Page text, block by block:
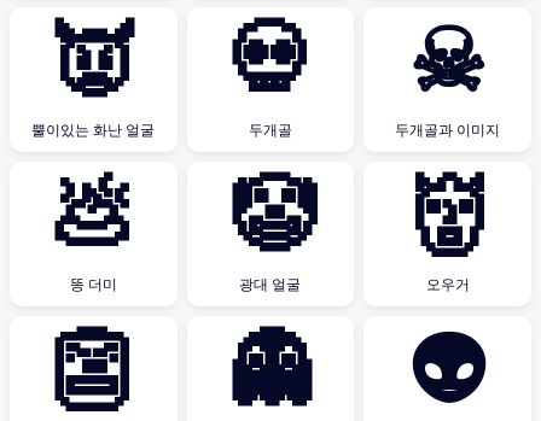
👿
뿔이있는 화난 얼굴
💀
두개골
☠
두개골과 이미지
💩
똥 더미
🤡
광대 얼굴
👹
오우거
👺 👻 👽